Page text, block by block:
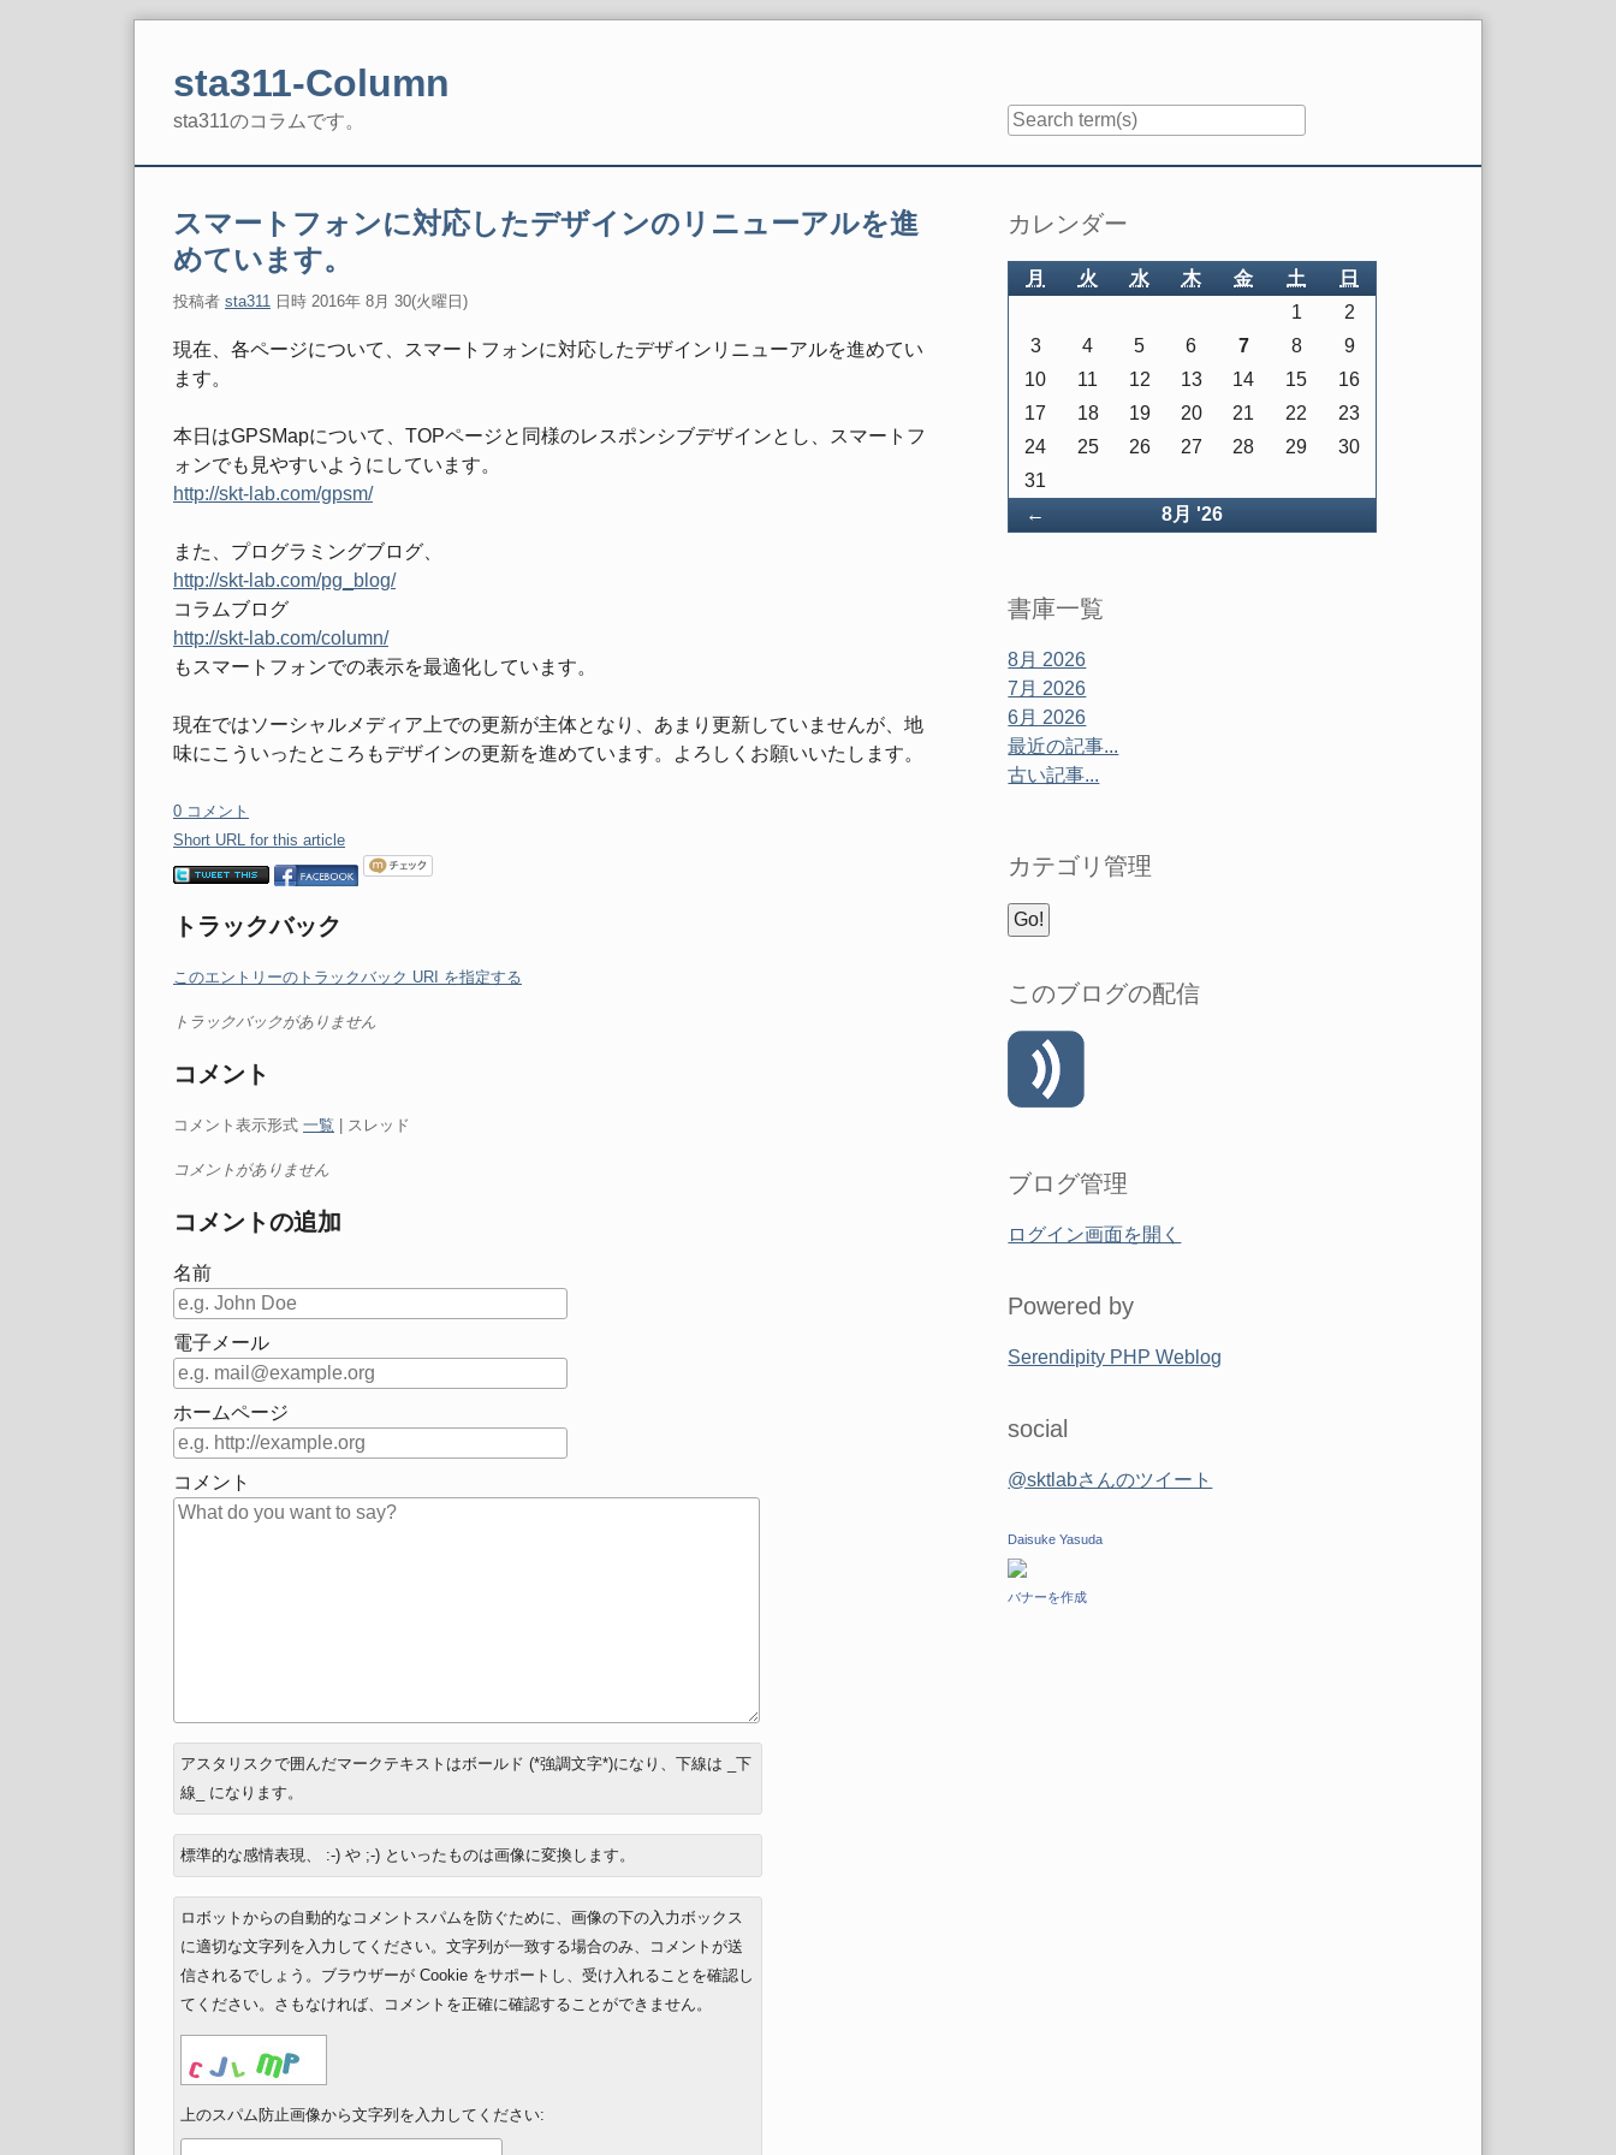
sta311-Column
sta311のコラムです。
スマートフォンに対応したデザインのリニューアルを進
めています。
投稿者 sta311 日時 2016年 8月 30(火曜日)
現在、各ページについて、スマートフォンに対応したデザインリニューアルを進めてい
ます。
本日はGPSMapについて、TOPページと同様のレスポンシブデザインとし、スマートフ
ォンでも見やすいようにしています。
http://skt-lab.com/gpsm/
また、プログラミングブログ、
http://skt-lab.com/pg_blog/
コラムブログ
http://skt-lab.com/column/
もスマートフォンでの表示を最適化しています。
現在ではソーシャルメディア上での更新が主体となり、あまり更新していませんが、地
味にこういったところもデザインの更新を進めています。よろしくお願いいたします。
0 コメント
Short URL for this article
トラックバック
このエントリーのトラックバック URI を指定する
トラックバックがありません
コメント
コメント表示形式 一覧 | スレッド
コメントがありません
コメントの追加
名前
電子メール
ホームページ
コメント
返
信
先
アスタリスクで囲んだマークテキストはボールド (*強調文字*)になり、下線は _下
線_ になります。
標準的な感情表現、 :-) や ;-) といったものは画像に変換します。
ロボットからの自動的なコメントスパムを防ぐために、画像の下の入力ボックス
に適切な文字列を入力してください。文字列が一致する場合のみ、コメントが送
信されるでしょう。ブラウザーが Cookie をサポートし、受け入れることを確認し
てください。さもなければ、コメントを正確に確認することができません。
上のスパム防止画像から文字列を入力してください:
Sidebar
カレンダー
月 火 水 木 金 土 日
← 8月 '26
1
2
3
4 5 6 7 8
9
10
11 12 13 14 15
16
17
18 19 20 21 22
23
24
25 26 27 28 29
30
31
書庫一覧
8月 2026
7月 2026
6月 2026
最近の記事...
古い記事...
カテゴリ管理
このブログの配信
ブログ管理
ログイン画面を開く
Powered by
Serendipity PHP Weblog
social
@sktlabさんのツイート
Daisuke Yasuda
バナーを作成